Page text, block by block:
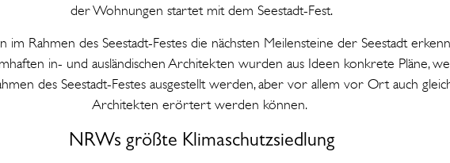
der Wohnungen startet mit dem Seestadt-Fest.
im Rahmen des Seestadt-Festes die nächsten Meilensteine der Seestadt
in- und ausländischen Architekten wurden aus Ideen konkrete Pläne,
des Seestadt-Festes ausgestellt werden, aber vor allem vor Ort auch
Architekten erörtert werden können.
NRWs größte Klimaschutzsiedlung